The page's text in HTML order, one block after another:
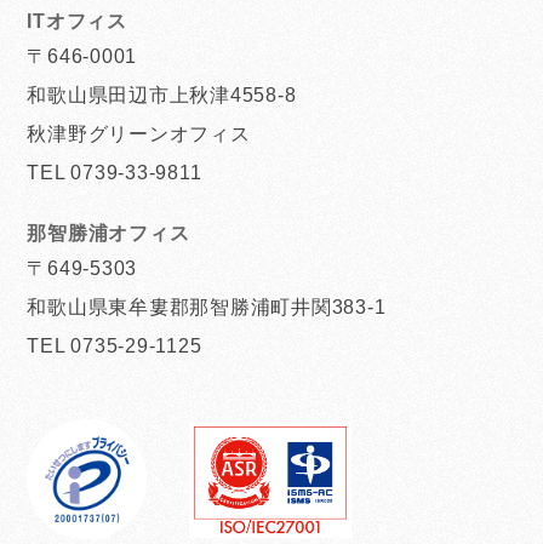
ITオフィス
〒646-0001
和歌山県田辺市上秋津4558-8
秋津野グリーンオフィス
TEL 0739-33-9811
那智勝浦オフィス
〒649-5303
和歌山県東牟婁郡那智勝浦町井関383-1
TEL 0735-29-1125